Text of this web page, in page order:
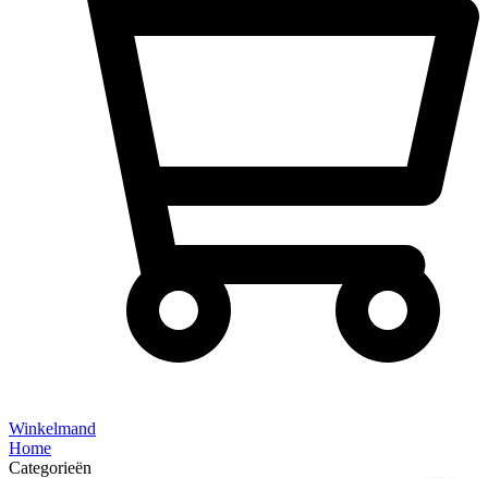
Winkelmand
Home
Categorieën